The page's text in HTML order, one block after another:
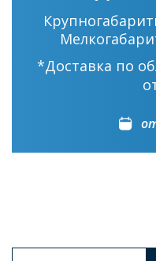
*Доставка по